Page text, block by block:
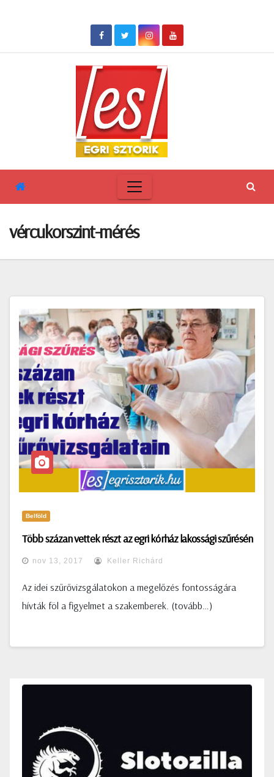
vércukorszint-mérés
Belföld
Több százan vettek részt az egri kórház lakossági szűrésén
nov 13, 2017 Keller Richárd
Az idei szűrővizsgálatokon a megelőzés fontosságára
hívták föl a figyelmet a szakemberek. (tovább…)